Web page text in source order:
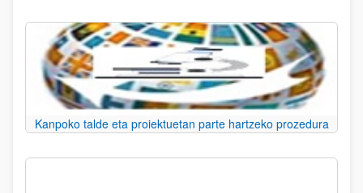
Kanpoko talde eta proiektuetan parte hartzeko prozedura